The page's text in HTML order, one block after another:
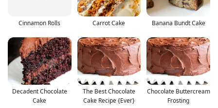
Cinnamon Rolls Carrot Cake Banana Bundt Cake
Decadent Chocolate
Cake
The Best Chocolate
Cake Recipe {Ever}
Chocolate Buttercream
Frosting